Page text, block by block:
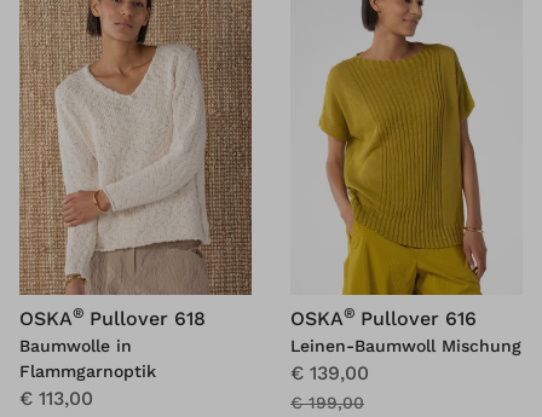
OSKA® Pullover 618
Baumwolle in
Flammgarnoptik
€ 113,00
OSKA® Pullover 616
Leinen-Baumwoll Mischung
€ 139,00
€ 199,00